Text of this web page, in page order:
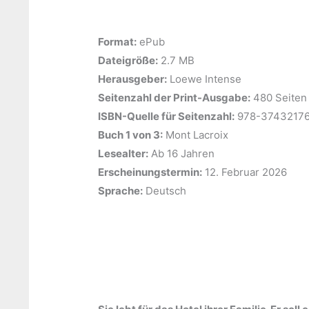
Format: ePub
Dateigröße: ‎2.7 MB
Herausgeber: ‎Loewe Intense
Seitenzahl der Print-Ausgabe: ‎480 Seiten
ISBN-Quelle für Seitenzahl: ‎978-
Buch 1 von 3: ‎Mont Lacroix
Lesealter: ‎Ab 16 Jahren
Erscheinungstermin: ‎12. Februar 2026
Sprache: ‎Deutsch